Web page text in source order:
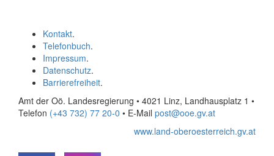
Kontakt.
Telefonbuch.
Impressum.
Datenschutz.
Barrierefreiheit.
Amt der Oö. Landesregierung • 4021 Linz, Landhausplatz 1 •
Telefon (+43 732) 77 20-0 • E-Mail post@ooe.gv.at
www.land-oberoesterreich.gv.at